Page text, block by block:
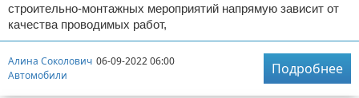
строительно-монтажных мероприятий напрямую зависит от
качества проводимых работ,
Алина Соколович 06-09-2022 06:00
Автомобили
Подробнее